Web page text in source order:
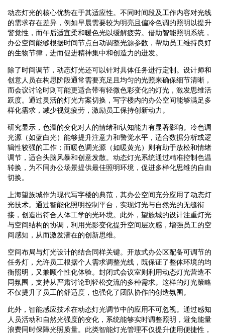
动态灯光的核心优势在于其适应性。不同时间段及工作内容对光线
的需求存在差异，例如早晨需要较为明亮且偏冷色调的照明以提升
警觉性，而午后适宜柔和暖色光以缓解疲劳。借助智能照明系统，
办公空间能够根据时间节点自动调整光源参数，帮助员工维持良好
的生物节律，进而促进精神集中和创造力的迸发。
除了时间调节，动态灯光还可以针对具体任务进行定制。设计师和
创意人员在构思阶段通常需要充足且均匀的光照来确保细节清晰，
而会议讨论时则可能更适合带有轻微色彩变化的灯光，激发思维活
跃度。通过灵活的灯光方案切换，写字楼内的办公空间能够满足多
样化需求，减少视觉疲劳，激励员工保持创新动力。
研究显示，色温的变化对人的情绪和认知能力有显著影响。冷色调
光源（如蓝白光）能够提升注意力和警觉水平，适合数据分析或逻
辑性较强的工作；而暖色调光源（如暖黄光）则有助于放松和情绪
调节，适合头脑风暴和创意发散。动态灯光系统通过精准控制色温
转换，为不同办公场景提供最佳照明环境，促进多样化思维的自由
切换。
上海望族城作为现代写字楼的典范，其办公空间充分应用了动态灯
光技术。通过智能化照明控制平台，实现灯光与自然光的无缝衔
接，创造出符合人体工学的光环境。此外，望族城的设计注重灯光
与空间结构的协调，利用光影变化提升空间层次感，增强员工的空
间感知，从而激发潜在的创新思维。
空间布局与灯光设计的结合同样关键。开放式办公区配备可调节的
任务灯，允许员工根据个人需求调整光线，既保证了整体环境的均
衡照明，又兼顾个性化体验。封闭式会议室则利用动态灯光营造不
同氛围，支持从严肃讨论到轻松交流的多种需求。这样的灯光策略
不仅提升了员工的舒适度，也强化了团队协作的创造氛围。
此外，智能感应技术在动态灯光调节中的应用不可忽视。通过感知
人员活动和自然光强度的变化，系统能够实时调整照明，避免能量
浪费同时保障光照质量。此类智能灯光管理不仅提升使用便捷性，